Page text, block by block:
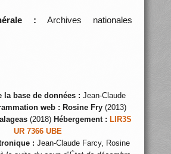
: Archives nationales
la base de données : Jean-Claude
web : Rosine Fry(2013)
(2018) Hébergement : LIR3S
UR 7366 UBE
: Jean-Claude Farcy, Rosine